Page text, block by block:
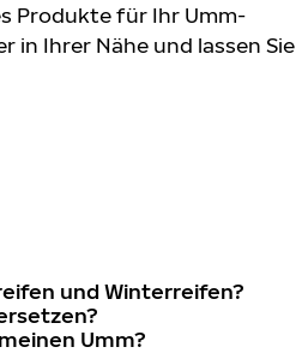
Produkte für Ihr Umm-
in Ihrer Nähe und lassen Sie
und Winterreifen?
Umm?